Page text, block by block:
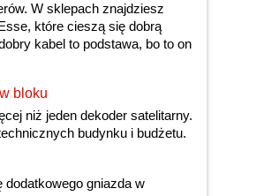
W sklepach znajdziesz
które cieszą się dobrą
kabel to podstawa, bo to on
bloku
niż jeden dekoder satelitarny.
budynku i budżetu.
gniazda w